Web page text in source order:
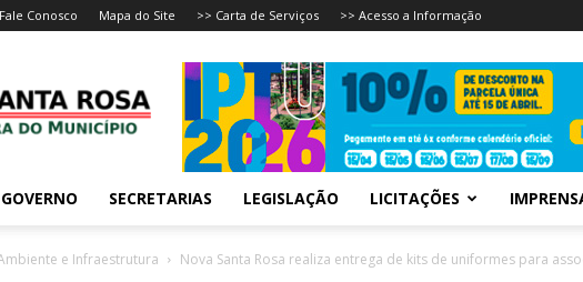
Fale Conosco Mapa do Site >> Carta de Serviços >> Acesso a Informação
GOVERNO SECRETARIAS LEGISLAÇÃO LICITAÇÕES
e Infraestrutura Nova Santa Rosa realiza entrega de kits de uniformes para